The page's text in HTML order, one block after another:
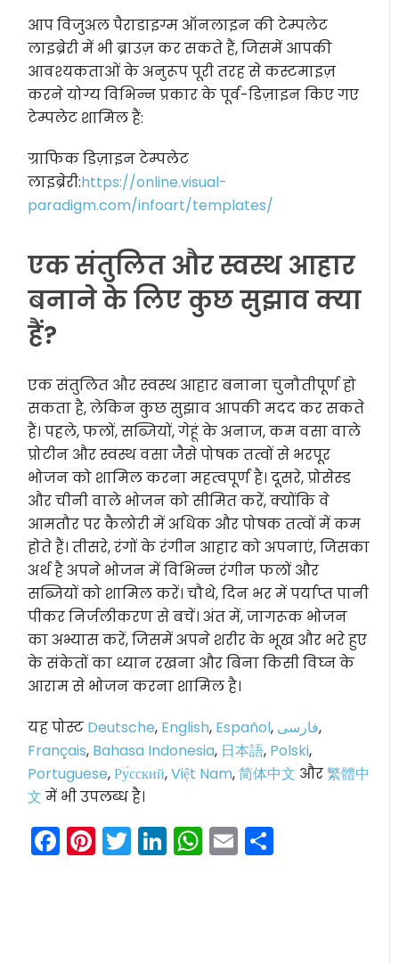
आप विजुअल पैराडाइग्म ऑनलाइन की टेम्पलेट
लाइब्रेरी में भी ब्राउज़ कर सकते हैं, जिसमें आपकी
आवश्यकताओं के अनुरूप पूरी तरह से कस्टमाइज़
करने योग्य विभिन्न प्रकार के पूर्व-डिज़ाइन किए गए
टेम्पलेट शामिल हैं:
ग्राफिक डिज़ाइन टेम्पलेट
लाइब्रेरी:https://online.visual-
paradigm.com/infoart/templates/
एक संतुलित और स्वस्थ आहार
बनाने के लिए कुछ सुझाव क्या
हैं?
एक संतुलित और स्वस्थ आहार बनाना चुनौतीपूर्ण हो
सकता है, लेकिन कुछ सुझाव आपकी मदद कर सकते
हैं। पहले, फलों, सब्जियों, गेहूं के अनाज, कम वसा वाले
प्रोटीन और स्वस्थ वसा जैसे पोषक तत्वों से भरपूर
भोजन को शामिल करना महत्वपूर्ण है। दूसरे, प्रोसेस्ड
और चीनी वाले भोजन को सीमित करें, क्योंकि वे
आमतौर पर कैलोरी में अधिक और पोषक तत्वों में कम
होते हैं। तीसरे, रंगों के रंगीन आहार को अपनाएं, जिसका
अर्थ है अपने भोजन में विभिन्न रंगीन फलों और
सब्जियों को शामिल करें। चौथे, दिन भर में पर्याप्त पानी
पीकर निर्जलीकरण से बचें। अंत में, जागरूक भोजन
का अभ्यास करें, जिसमें अपने शरीर के भूख और भरे हुए
के संकेतों का ध्यान रखना और बिना किसी विघ्न के
आराम से भोजन करना शामिल है।
यह पोस्ट Deutsche, English, Español, فارسی,
Français, Bahasa Indonesia, 日本語, Polski,
Portuguese,Ру́сский,Việt Nam,简体中文 और繁體中
文 में भी उपलब्ध है।
Facebook
Pinterest
Twitter
LinkedIn
WhatsApp
Email